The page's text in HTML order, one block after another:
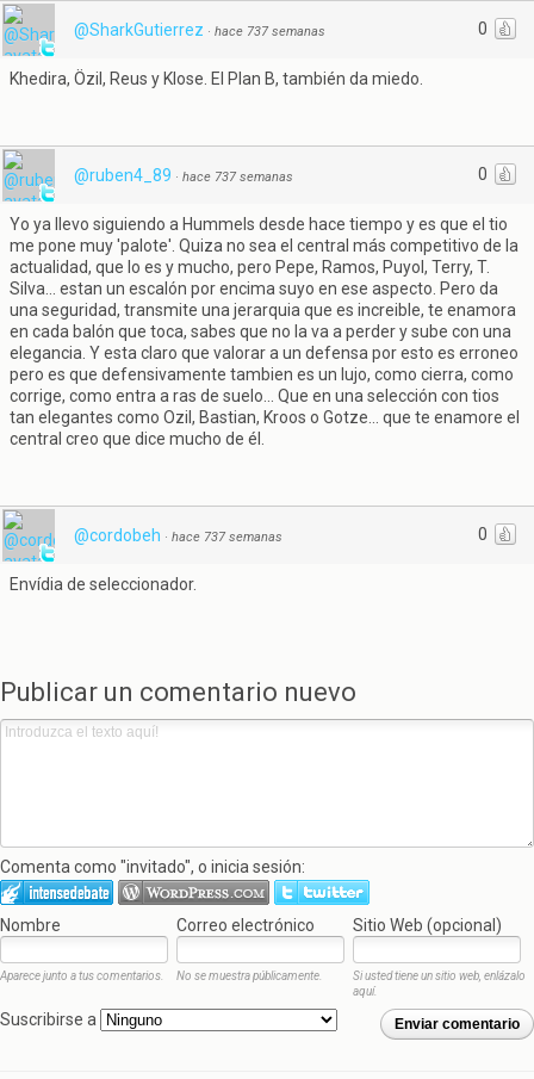
0
@SharkGutierrez · hace 737 semanas
Khedira, Özil, Reus y Klose. El Plan B, también da miedo.
0
@ruben4_89 · hace 737 semanas
Yo ya llevo siguiendo a Hummels desde hace tiempo y es que el tio
me pone muy 'palote'. Quiza no sea el central más competitivo de la
actualidad, que lo es y mucho, pero Pepe, Ramos, Puyol, Terry, T.
Silva... estan un escalón por encima suyo en ese aspecto. Pero da
una seguridad, transmite una jerarquia que es increible, te enamora
en cada balón que toca, sabes que no la va a perder y sube con una
elegancia. Y esta claro que valorar a un defensa por esto es erroneo
pero es que defensivamente tambien es un lujo, como cierra, como
corrige, como entra a ras de suelo... Que en una selección con tios
tan elegantes como Ozil, Bastian, Kroos o Gotze... que te enamore el
central creo que dice mucho de él.
0
@cordobeh · hace 737 semanas
Envídia de seleccionador.
Publicar un comentario nuevo
Comenta como "invitado", o inicia sesión:
Nombre Correo electrónico Sitio Web (opcional)
Aparece junto a tus comentarios. No se muestra públicamente.
Si usted tiene un sitio web, enlázalo
aquí.
Enviar comentario
Suscribirse a